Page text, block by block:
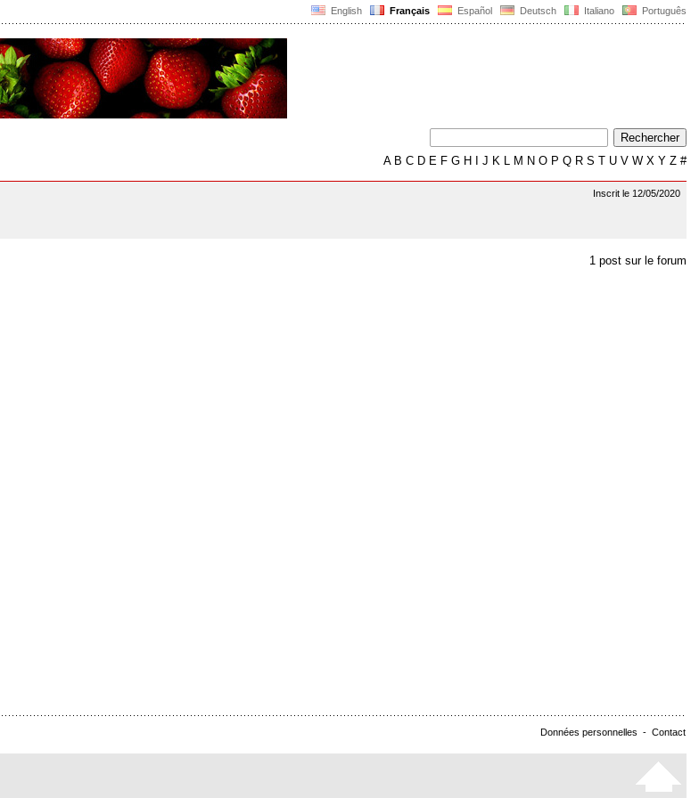
English Français Español Deutsch Italiano Português
AB C D E F G H J K L M N O P Q R S T U V W X Y Z #
Inscrit le 12/05/2020
1 post sur le forum
Données personnelles - Contact